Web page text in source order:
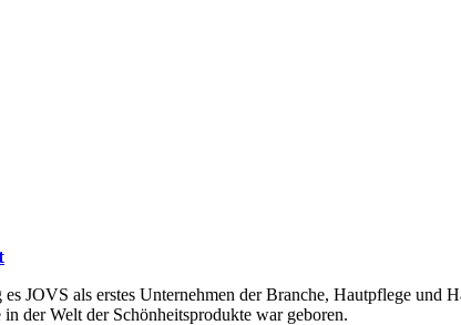
JOVS als erstes Unternehmen der Branche, Hautpflege und
der Welt der Schönheitsprodukte war geboren.